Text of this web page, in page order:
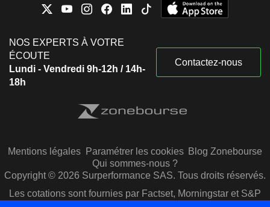
NOS EXPERTS À VOTRE
ÉCOUTE
Lundi - Vendredi 9h-12h / 14h-
18h
Contactez-nous
Mentions légales Paramétrer les cookies Blog Zonebourse
Qui sommes-nous ?
Copyright © 2026 Surperformance SAS. Tous droits réservés.
Les cotations sont fournies par Factset, Morningstar et S&P